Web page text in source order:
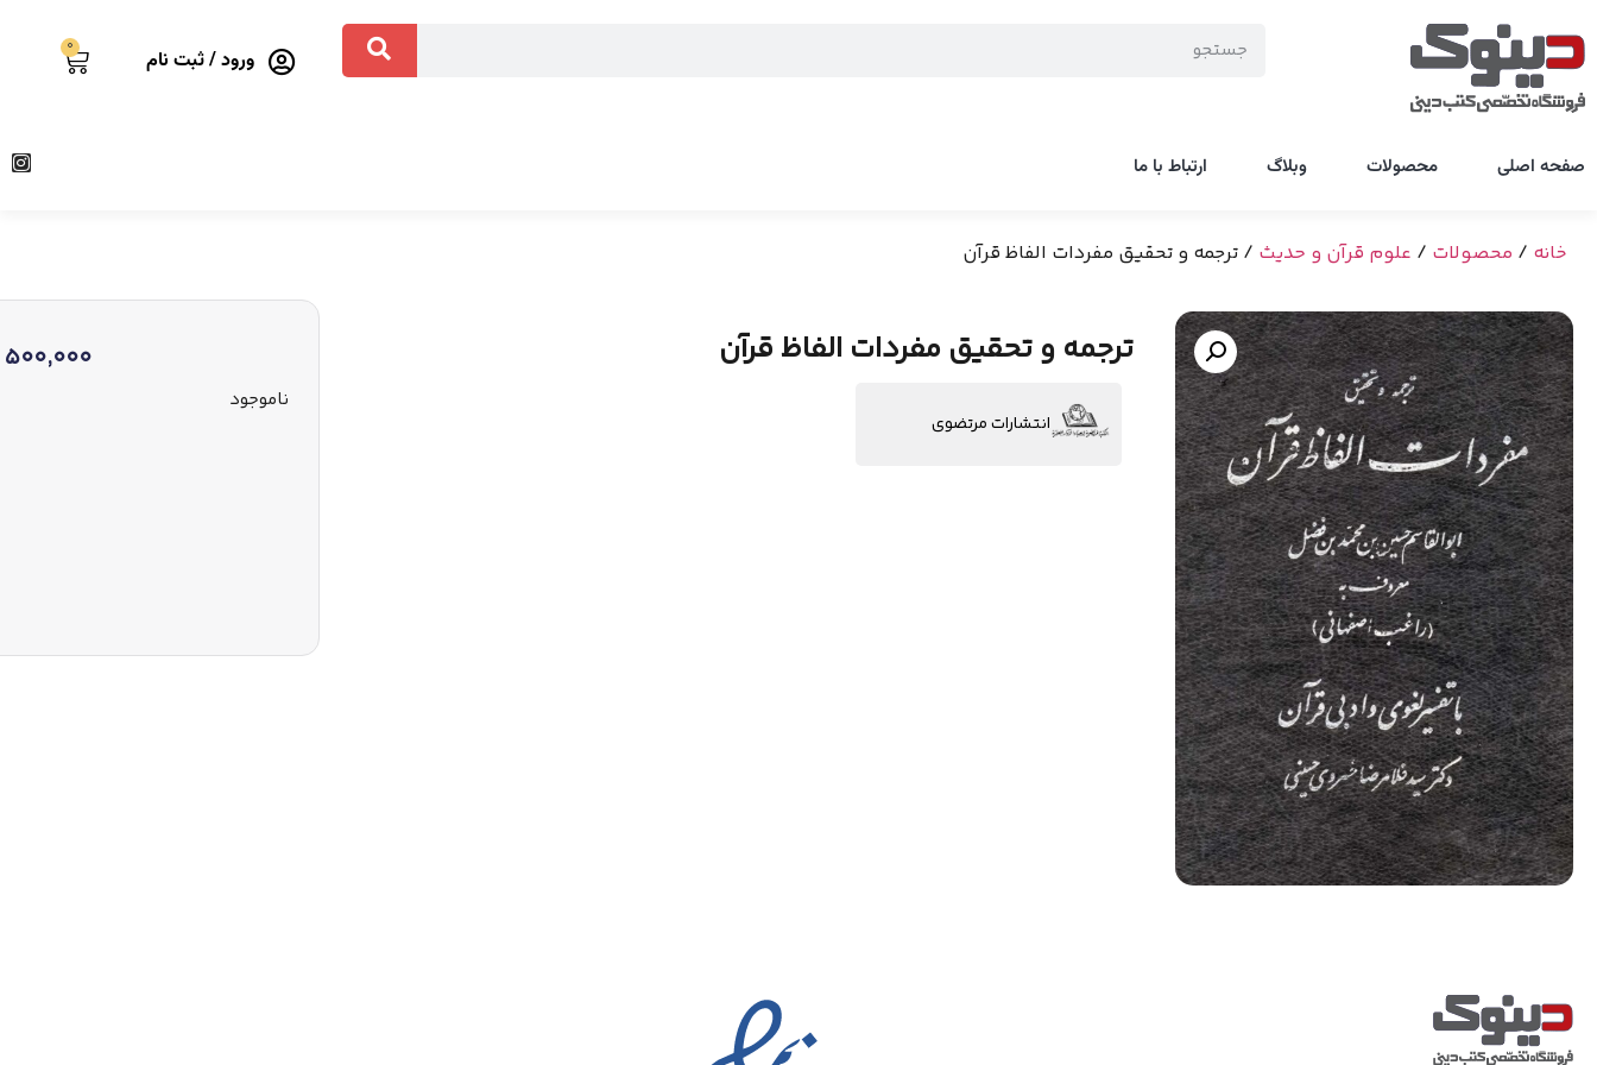
ورود / ثبت نام 0
صفحه اصلی محصولات وبلاگ ارتباط با ما
خانه / محصولات / علوم قرآن و حدیث / ترجمه و تحقیق مفردات الفاظ قرآن
ترجمه و تحقیق مفردات الفاظ قرآن
انتشارات مرتضوی
500,000
ناموجود